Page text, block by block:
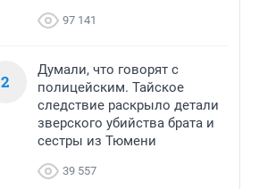
97 141
2
Думали, что говорят с
полицейским. Тайское
следствие раскрыло детали
зверского убийства брата и
сестры из Тюмени
39 557